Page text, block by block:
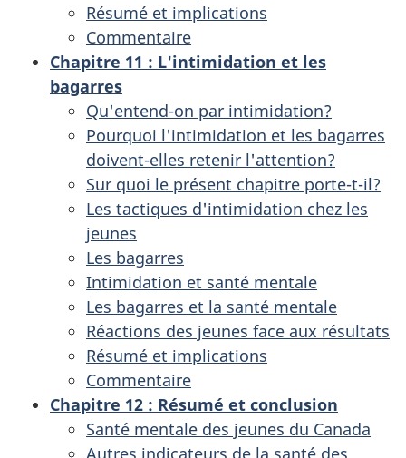
Résumé et implications
Commentaire
Chapitre 11 : L'intimidation et les
bagarres
Qu'entend-on par intimidation?
Pourquoi l'intimidation et les bagarres
doivent-elles retenir l'attention?
Sur quoi le présent chapitre porte-t-il?
Les tactiques d'intimidation chez les
jeunes
Les bagarres
Intimidation et santé mentale
Les bagarres et la santé mentale
Réactions des jeunes face aux résultats
Résumé et implications
Commentaire
Chapitre 12 : Résumé et conclusion
Santé mentale des jeunes du Canada
Autres indicateurs de la santé des